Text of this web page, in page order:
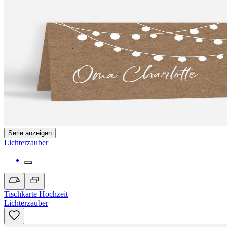
Serie anzeigen
Lichterzauber
Tischkarte Hochzeit
Lichterzauber